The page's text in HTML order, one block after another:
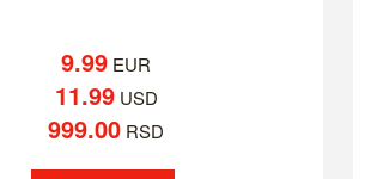
9.99 EUR
11.99USD
999.00 RSD